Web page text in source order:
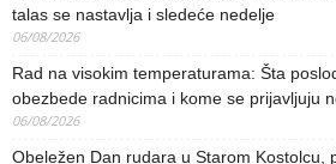
talas se nastavlja i sledeće nedelje
06/08/2026
Rad na visokim temperaturama: Šta
obezbede radnicima i kome se prijavljuju
06/08/2026
Obeležen Dan rudara u Starom Kostolcu,